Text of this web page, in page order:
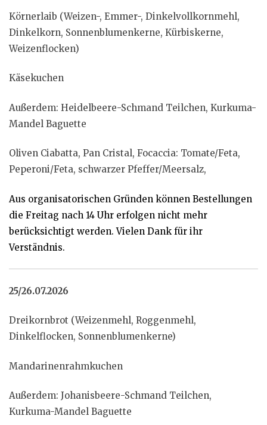
Körnerlaib (Weizen-, Emmer-, Dinkelvollkornmehl,
Dinkelkorn, Sonnenblumenkerne, Kürbiskerne,
Weizenflocken)
Käsekuchen
Außerdem: Heidelbeere-Schmand Teilchen, Kurkuma-
Mandel Baguette
Oliven Ciabatta, Pan Cristal, Focaccia: Tomate/Feta,
Peperoni/Feta, schwarzer Pfeffer/Meersalz,
Aus organisatorischen Gründen können Bestellungen
die Freitag nach 14 Uhr erfolgen nicht mehr
berücksichtigt werden. Vielen Dank für ihr
Verständnis.
25/26.07.2026
Dreikornbrot (Weizenmehl, Roggenmehl,
Dinkelflocken, Sonnenblumenkerne)
Mandarinenrahmkuchen
Außerdem: Johanisbeere-Schmand Teilchen,
Kurkuma-Mandel Baguette